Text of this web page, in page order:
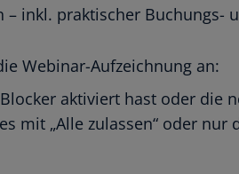
inkl. praktischer Buchungs-
Webinar-Aufzeichnung an:
aktiviert hast oder die
mit „Alle zulassen“ oder